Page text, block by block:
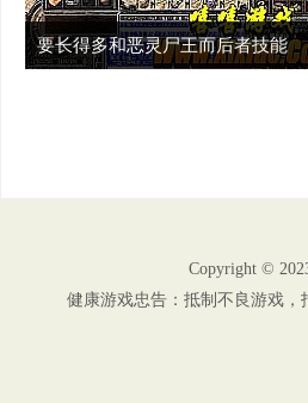
要长得多和恶灵尸王而后者技能
Copyright ©
健康游戏忠告：抵制不良游戏